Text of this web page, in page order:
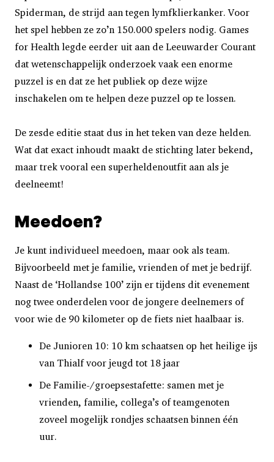
Spiderman, de strijd aan tegen lymfklierkanker. Voor
het spel hebben ze zo’n 150.000 spelers nodig. Games
for Health legde eerder uit aan de Leeuwarder Courant
dat wetenschappelijk onderzoek vaak een enorme
puzzel is en dat ze het publiek op deze wijze
inschakelen om te helpen deze puzzel op te lossen.
De zesde editie staat dus in het teken van deze helden.
Wat dat exact inhoudt maakt de stichting later bekend,
maar trek vooral een superheldenoutfit aan als je
deelneemt!
Meedoen?
Je kunt individueel meedoen, maar ook als team.
Bijvoorbeeld met je familie, vrienden of met je bedrijf.
Naast de ‘Hollandse 100’ zijn er tijdens dit evenement
nog twee onderdelen voor de jongere deelnemers of
voor wie de 90 kilometer op de fiets niet haalbaar is.
De Junioren 10: 10 km schaatsen op het heilige ijs
van Thialf voor jeugd tot 18 jaar
De Familie-/groepsestafette: samen met je
vrienden, familie, collega’s of teamgenoten
zoveel mogelijk rondjes schaatsen binnen één
uur.